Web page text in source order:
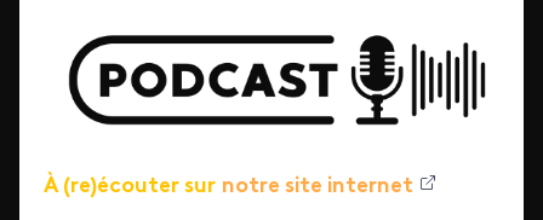
À (re)écouter sur notre site internet